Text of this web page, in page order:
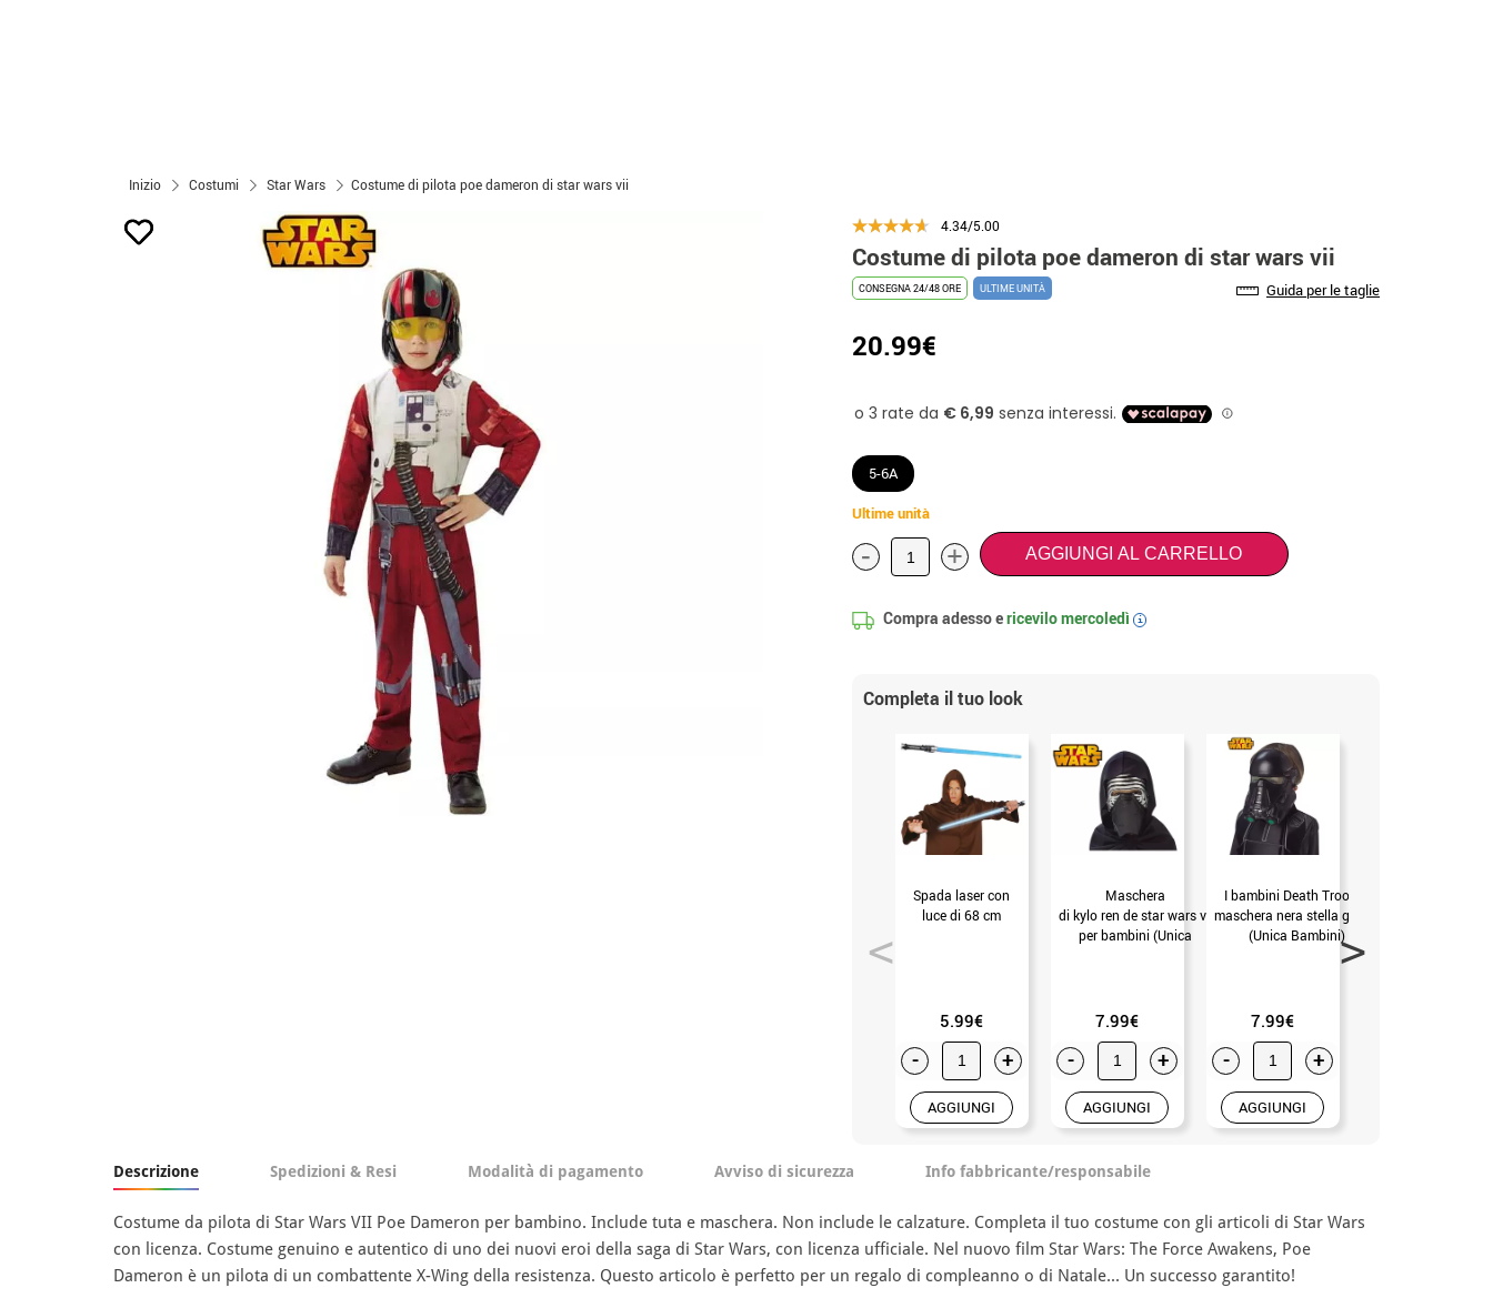
Inizio Costumi Star Wars Costume di pilota poe dameron di star wars vii
4.34/5.00
Costume di pilota poe dameron di star wars vii
CONSEGNA 24/48 ORE ULTIME UNITÀ Guida per le taglie
20.99€
5-6A
Ultime unità
- + AGGIUNGI AL CARRELLO
Compra adesso ericevilomercoledì i
Completa il tuo look
Spada laser con
luce di 68 cm
5.99€
- +
AGGIUNGI
Maschera
di kylo ren de star wars vii
per bambini (Unica
7.99€
- +
AGGIUNGI
I bambini Death Trooper
maschera nera stella guerre
(Unica Bambini)
7.99€
- +
AGGIUNGI
Descrizione Spedizioni & Resi Modalità di pagamento Avviso di sicurezza Info fabbricante/responsabile
Costume da pilota di Star Wars VII Poe Dameron per bambino. Include tuta e maschera. Non include le calzature. Completa il tuo costume con gli articoli di Star Wars
con licenza. Costume genuino e autentico di uno dei nuovi eroi della saga di Star Wars, con licenza ufficiale. Nel nuovo film Star Wars: The Force Awakens, Poe
Dameron è un pilota di un combattente X-Wing della resistenza. Questo articolo è perfetto per un regalo di compleanno o di Natale... Un successo garantito!